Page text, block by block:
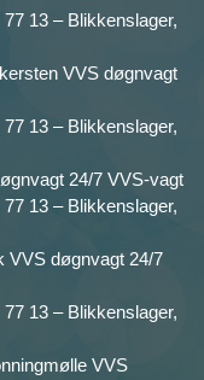
13 – Blikkenslager,
VVS døgnvagt
13 – Blikkenslager,
24/7 VVS-vagt
13 – Blikkenslager,
døgnvagt 24/7
13 – Blikkenslager,
VVS